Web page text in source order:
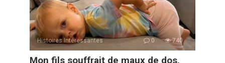
Histoires Intéressantes 0 740
Mon fils souffrait de maux de dos,